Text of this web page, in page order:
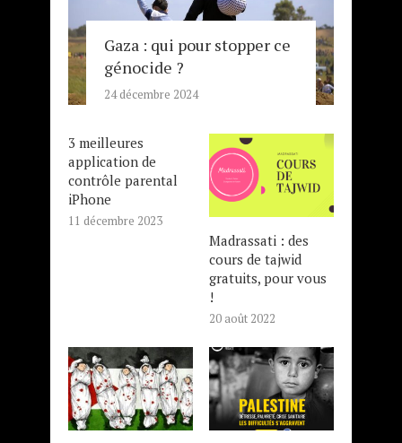
Gaza : qui pour stopper ce
génocide ?
24 décembre 2024
3 meilleures
application de
contrôle parental
iPhone
11 décembre 2023
Madrassati : des
cours de tajwid
gratuits, pour vous
!
20 août 2022